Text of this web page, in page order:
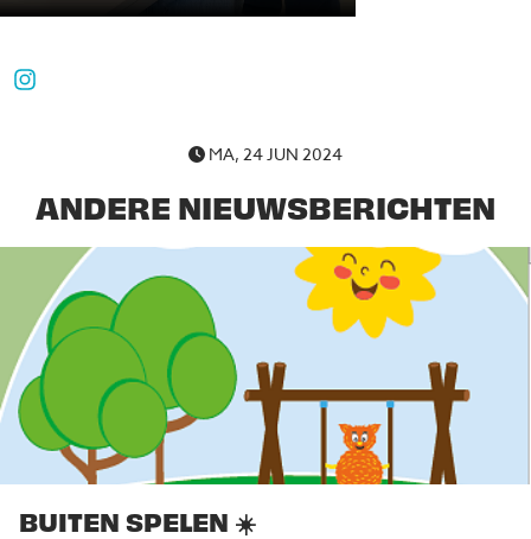
Deel op Instagram
MA, 24 JUN 2024
ANDERE NIEUWSBERICHTEN
BUITEN SPELEN ☀️